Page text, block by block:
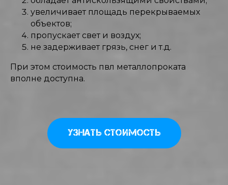
увеличивает площадь перекрываемых
объектов;
пропускает свет и воздух;
не задерживает грязь, снег и т.д.
При этом стоимость пвл металлопроката
вполне доступна.
УЗНАТЬ СТОИМОСТЬ